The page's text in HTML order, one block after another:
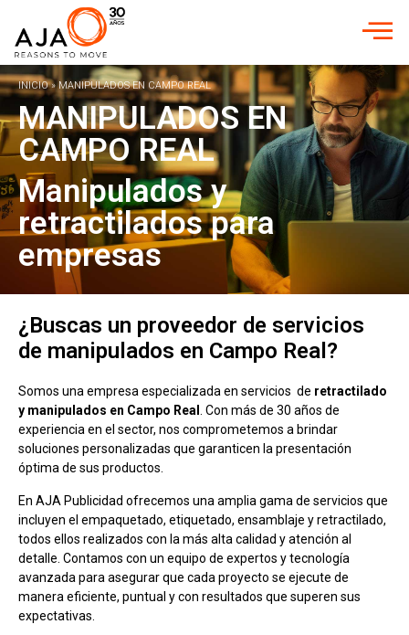
INICIO»MANIPULADOS EN CAMPO REAL
MANIPULADOS EN
CAMPO REAL
Manipulados y
retractilados para
empresas
¿Buscas un proveedor de servicios
de manipulados en Campo Real?
Somos una empresa especializada en servicios de retractilado
y manipulados en Campo Real . Con más de 30 años de
experiencia en el sector, nos comprometemos a brindar
soluciones personalizadas que garanticen la presentación
óptima de sus productos.
En AJA Publicidad ofrecemos una amplia gama de servicios que
incluyen el empaquetado, etiquetado, ensamblaje y retractilado,
todos ellos realizados con la más alta calidad y atención al
detalle. Contamos con un equipo de expertos y tecnología
avanzada para asegurar que cada proyecto se ejecute de
manera eficiente, puntual y con resultados que superen sus
expectativas.